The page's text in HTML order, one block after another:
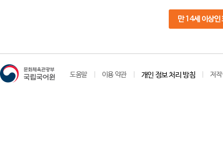
만 14세 이상인
도움말 이용 약관 개인 정보 처리 방침 저